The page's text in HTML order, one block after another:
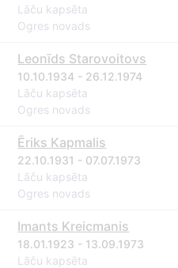
Lāču kapsēta
Ogres novads
Leonīds Starovoitovs
10.10.1934 - 26.12.1974
Lāču kapsēta
Ogres novads
Ēriks Kapmalis
22.10.1931 - 07.07.1973
Lāču kapsēta
Ogres novads
Imants Kreicmanis
18.01.1923 - 13.09.1973
Lāču kapsēta